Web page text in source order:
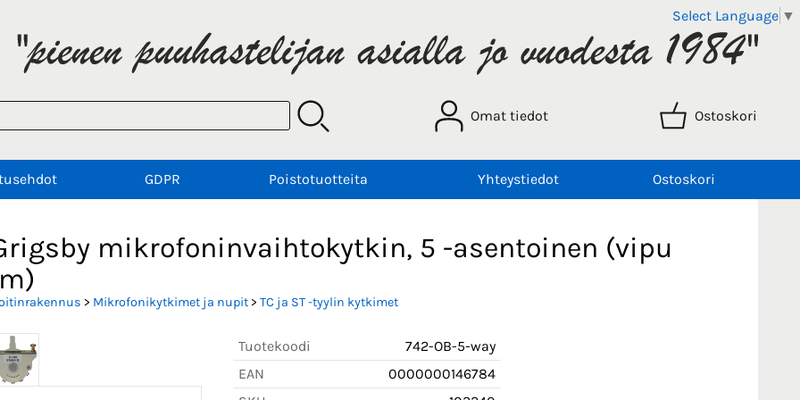
Select Language ▼
Omat tiedot Ostoskori
GDPR Poistotuotteita Yhteystiedot Ostoskori
mikrofoninvaihtokytkin, 5 -asentoinen (vipu
> Mikrofonikytkimet ja nupit> TC ja ST -tyylin kytkimet
Tuotekoodi
742-OB-5-way
EAN
0000000146784